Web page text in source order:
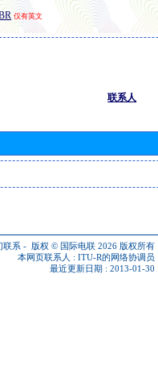
仅有英文
联系人
联系 - 版权 © 国际电联 2026 版权所有
本网页联系人 : ITU-R的网络协调员
最近更新日期 : 2013-01-30